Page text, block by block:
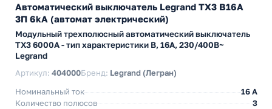
Автоматический выключатель Legrand TX3 B16A
3П 6kA (автомат электрический)
Модульный трехполюсный автоматический выключатель
TX3 6000А - тип характеристики B, 16А, 230/400В~
Legrand
Артикул: 404000Бренд: Legrand (Легран)
Номинальный ток
16 A
Количество полюсов
3